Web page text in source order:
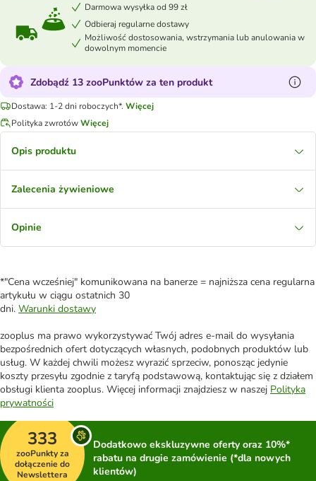
Darmowa wysyłka od 99 zł
Odbieraj regularne dostawy
Możliwość dostosowania, wstrzymania lub anulowania w
dowolnym momencie
Zdobądź 13 zooPunktów za ten produkt
Dostawa: 1-2 dni roboczych*. Więcej
Polityka zwrotówWięcej
Opis produktu
Zalecenia żywieniowe
Opinie
*"Cena wcześniej" komunikowana na banerze = najniższa cena regularna
artykułu w ciągu ostatnich 30
dni. Warunki dostawy
zooplus ma prawo wykorzystywać Twój adres e-mail do wysyłania
bezpośrednich ofert dotyczących własnych, podobnych produktów lub
usług. W każdej chwili możesz wyrazić sprzeciw, ponosząc jedynie
koszty przesyłu zgodnie z taryfą podstawową, kontaktując się z działem
obsługi klienta zooplus. Więcej informacji znajdziesz w naszej Polityka
prywatności
333
zooPunkty za
dołączenie do
Newslettera
Dodatkowo ekskluzywne oferty oraz 10%*
rabatu na drugie zamówienie (*dla nowych
klientów)